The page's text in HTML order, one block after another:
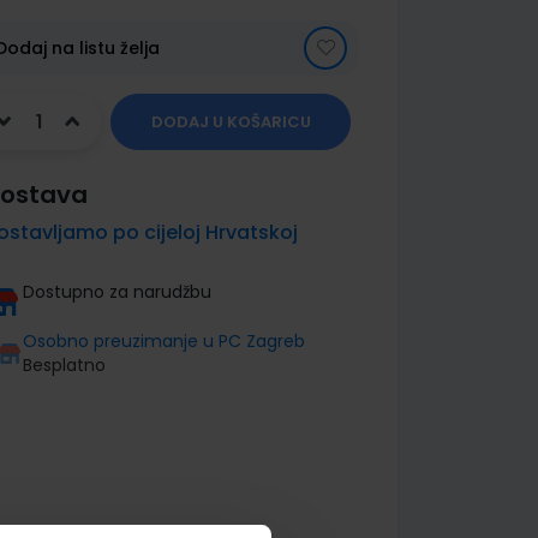
na listu želja
DODAJ U KOŠARICU
po cijeloj Hrvatskoj
Dostupno za narudžbu
Osobno preuzimanje u PC Zagreb
Besplatno